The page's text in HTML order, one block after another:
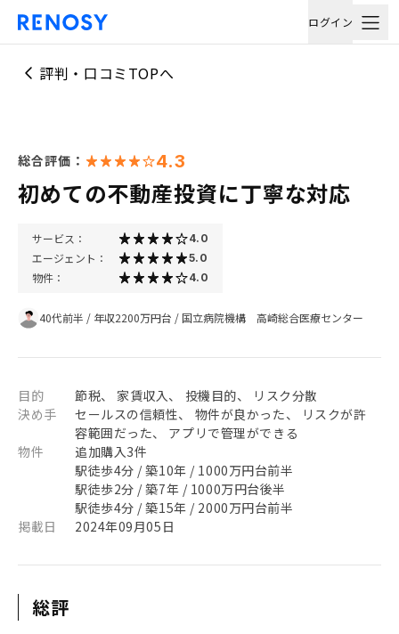
ログイン
評判・口コミTOPへ
総合評価： 4.3
初めての不動産投資に丁寧な対応
サービス： 4.0
エージェント： 5.0
物件： 4.0
40代前半 / 年収2200万円台 / 国立病院機構 高崎総合医療センター
目的
節税、 家賃収入、 投機目的、 リスク分散
決め手
セールスの信頼性、 物件が良かった、 リスクが許
容範囲だった、 アプリで管理ができる
物件
追加購入3件
駅徒歩4分 / 築10年 / 1000万円台前半
駅徒歩2分 / 築7年 / 1000万円台後半
駅徒歩4分 / 築15年 / 2000万円台前半
掲載日
2024年09月05日
総評